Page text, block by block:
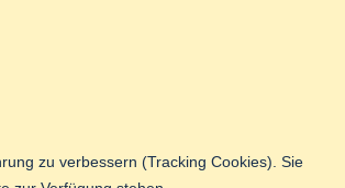
zu verbessern (Tracking Cookies). Sie